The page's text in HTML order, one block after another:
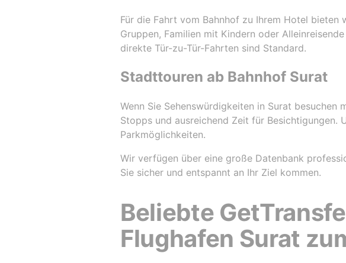
Für die Fahrt vom Bahnhof zu Ihrem Hotel bieten
Gruppen, Familien mit Kindern oder
direkte Tür-zu-Tür-Fahrten sind Standard.
Stadttouren ab Bahnhof Surat
Wenn Sie Sehenswürdigkeiten in Surat
Stopps und ausreichend Zeit für Besichtigungen.
Parkmöglichkeiten.
Wir verfügen über eine große Datenbank
Sie sicher und entspannt an Ihr Ziel kommen.
Beliebte
Flughafen Surat